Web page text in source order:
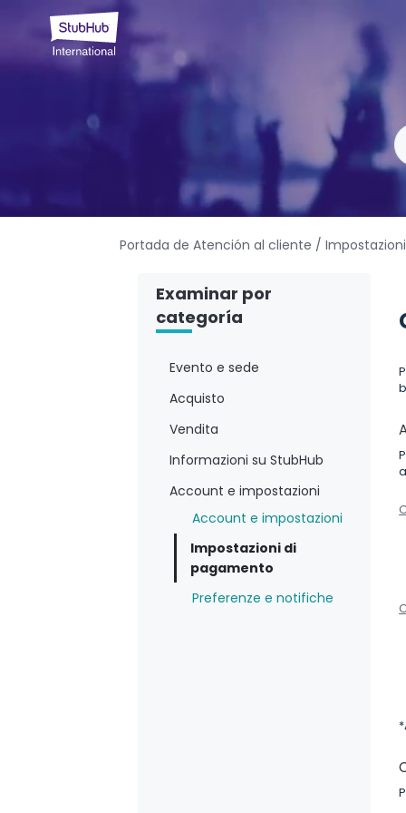
Portada de Atención al cliente /
Examinar por
categoría
Evento e sede
Acquisto
Vendita
Informazioni su StubHub
Account e impostazioni
Account e impostazioni
Impostazioni di
pagamento
Preferenze e notifiche